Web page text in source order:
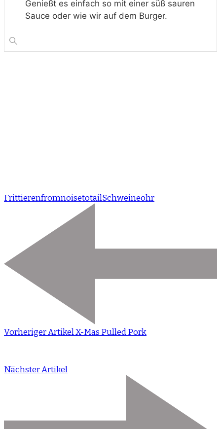
Genießt es einfach so mit einer süß sauren
Sauce oder wie wir auf dem Burger.
FrittierenfromnoisetotailSchweineohr
Vorheriger ArtikelX-Mas Pulled Pork
Nächster Artikel